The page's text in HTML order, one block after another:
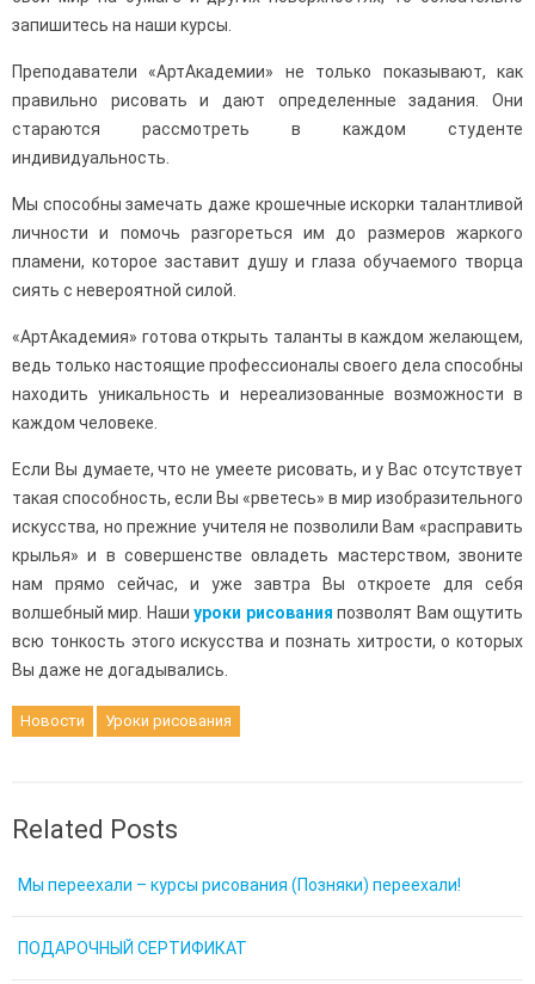
запишитесь на наши курсы.
Преподаватели «АртАкадемии» не только показывают, как
правильно рисовать и дают определенные задания. Они
стараются рассмотреть в каждом студенте
индивидуальность.
Мы способны замечать даже крошечные искорки талантливой
личности и помочь разгореться им до размеров жаркого
пламени, которое заставит душу и глаза обучаемого творца
сиять с невероятной силой.
«АртАкадемия» готова открыть таланты в каждом желающем,
ведь только настоящие профессионалы своего дела способны
находить уникальность и нереализованные возможности в
каждом человеке.
Если Вы думаете, что не умеете рисовать, и у Вас отсутствует
такая способность, если Вы «рветесь» в мир изобразительного
искусства, но прежние учителя не позволили Вам «расправить
крылья» и в совершенстве овладеть мастерством, звоните
нам прямо сейчас, и уже завтра Вы откроете для себя
волшебный мир. Нашиуроки рисования позволят Вам ощутить
всю тонкость этого искусства и познать хитрости, о которых
Вы даже не догадывались.
Новости Уроки рисования
Related Posts
Мы переехали – курсы рисования (Позняки) переехали!
ПОДАРОЧНЫЙ СЕРТИФИКАТ